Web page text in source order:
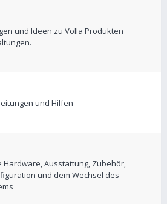
und Ideen zu Volla Produkten
und Hilfen
Hardware, Ausstattung, Zubehör,
und dem Wechsel des